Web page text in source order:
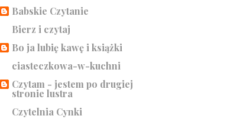
Babskie Czytanie
Bierz i czytaj
Bo ja lubię kawę i książki
ciasteczkowa-w-kuchni
Czytam - jestem po drugiej
stronie lustra
Czytelnia Cynki